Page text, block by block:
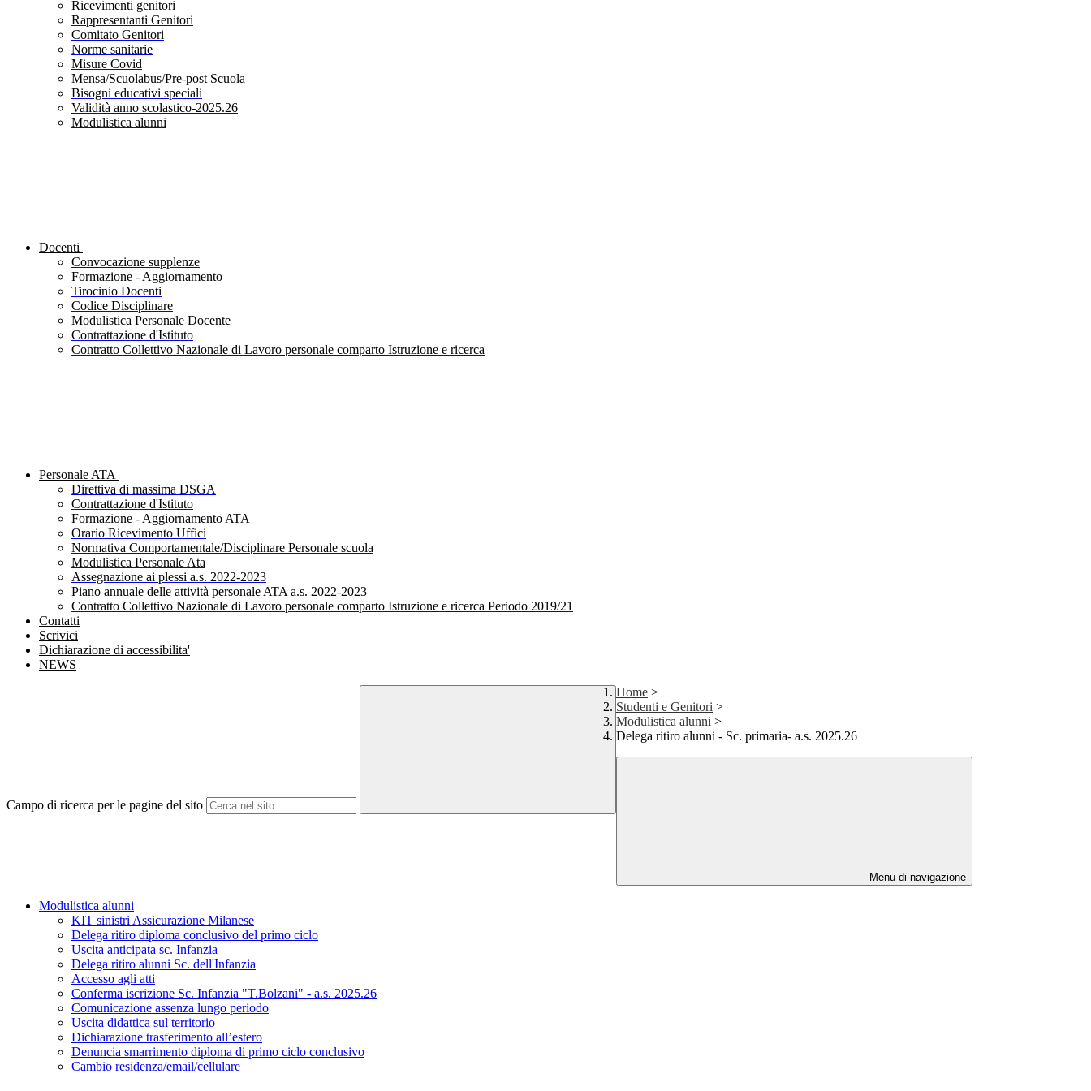
Ricevimenti genitori
Rappresentanti Genitori
Comitato Genitori
Norme sanitarie
Misure Covid
Mensa/Scuolabus/Pre-post Scuola
Bisogni educativi speciali
Validità anno scolastico-2025.26
Modulistica alunni
Docenti
Convocazione supplenze
Formazione - Aggiornamento
Tirocinio Docenti
Codice Disciplinare
Modulistica Personale Docente
Contrattazione d'Istituto
Contratto Collettivo Nazionale di Lavoro personale comparto Istruzione e ricerca
Personale ATA
Direttiva di massima DSGA
Contrattazione d'Istituto
Formazione - Aggiornamento ATA
Orario Ricevimento Uffici
Normativa Comportamentale/Disciplinare Personale scuola
Modulistica Personale Ata
Assegnazione ai plessi a.s. 2022-2023
Piano annuale delle attività personale ATA a.s. 2022-2023
Contratto Collettivo Nazionale di Lavoro personale comparto Istruzione e ricerca Periodo 2019/21
Contatti
Scrivici
Dichiarazione di accessibilita'
NEWS
Campo di ricerca per le pagine del sito
Home >
Studenti e Genitori >
Modulistica alunni >
Delega ritiro alunni - Sc. primaria- a.s. 2025.26
Menu di navigazione
Modulistica alunni
KIT sinistri Assicurazione Milanese
Delega ritiro diploma conclusivo del primo ciclo
Uscita anticipata sc. Infanzia
Delega ritiro alunni Sc. dell'Infanzia
Accesso agli atti
Conferma iscrizione Sc. Infanzia "T.Bolzani" - a.s. 2025.26
Comunicazione assenza lungo periodo
Uscita didattica sul territorio
Dichiarazione trasferimento all’estero
Denuncia smarrimento diploma di primo ciclo conclusivo
Cambio residenza/email/cellulare